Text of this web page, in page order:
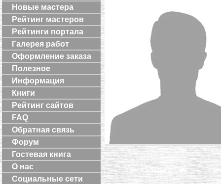
Новые мастера
Рейтинг мастеров
Рейтинги портала
Галерея работ
Оформление заказа
Полезное
Информация
Книги
Рейтинг сайтов
FAQ
Обратная связь
Форум
Гостевая книга
О нас
Социальные сети